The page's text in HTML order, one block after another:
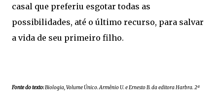
casal que preferiu esgotar todas as
possibilidades, até o último recurso, para salvar
a vida de seu primeiro filho.
Fonte do texto:Biologia, Volume Único. Armênio U. e Ernesto B. da editora Harbra. 2ª